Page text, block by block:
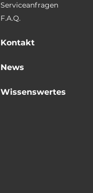
Serviceanfragen
F.A.Q.
Kontakt
News
Wissenswertes